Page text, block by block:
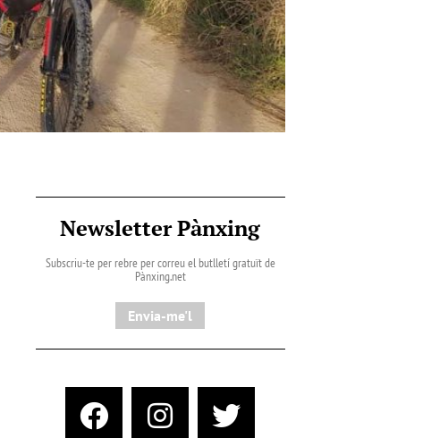
Newsletter Pànxing
Subscriu-te per rebre per correu el butlletí gratuït de
Pànxing.net​
Envia-me'l